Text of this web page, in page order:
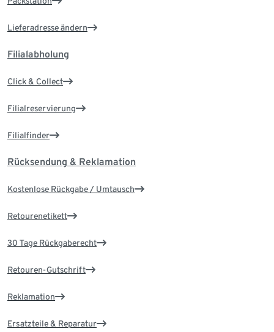
Lieferadresse ändern
Filialabholung
Click & Collect
Filialreservierung
Filialfinder
Rücksendung & Reklamation
Kostenlose Rückgabe / Umtausch
Retourenetikett
30 Tage Rückgaberecht
Retouren-Gutschrift
Reklamation
Ersatzteile & Reparatur